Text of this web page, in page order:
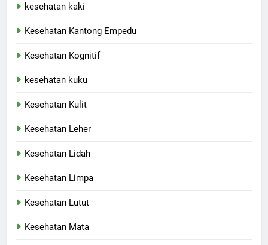
kesehatan kaki
Kesehatan Kantong Empedu
Kesehatan Kognitif
kesehatan kuku
Kesehatan Kulit
Kesehatan Leher
Kesehatan Lidah
Kesehatan Limpa
Kesehatan Lutut
Kesehatan Mata